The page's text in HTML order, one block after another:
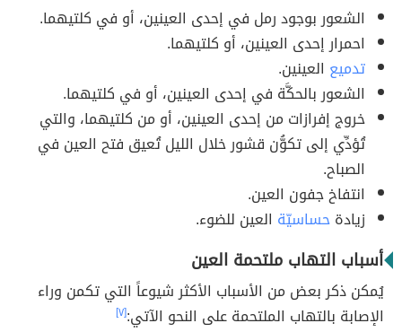
الشعور بوجود رمل في إحدى العينين، أو في كلتيهما.
احمرار إحدى العينين، أو كلتيهما.
تدميع العينين.
الشعور بالحكَّة في إحدى العينين، أو في كلتيهما.
خروج إفرازات من إحدى العينين، أو من كلتيهما، والتي
تُؤدِّي إلى تكوُّن قشور خلال الليل تُعيق فتح العين في
الصباح.
انتفاخ جفون العين.
زيادةحساسيّة العين للضوء.
أسباب التهاب ملتحمة العين
يُمكن ذكر بعض من الأسباب الأكثر شيوعاً التي تكمن وراء
الإصابة بالتهاب الملتحمة على النحو الآتي:[٧]